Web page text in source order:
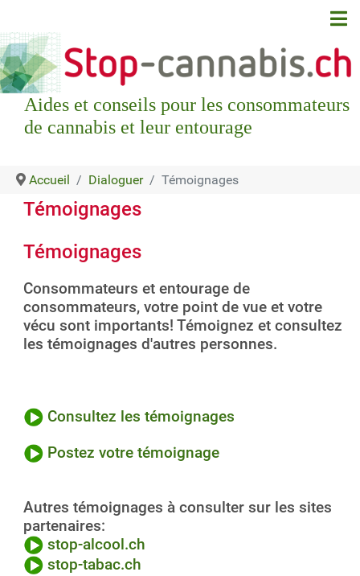
Aides et conseils pour les consommateurs
de cannabis et leur entourage
Accueil Dialoguer Témoignages
Témoignages
Témoignages
Consommateurs et entourage de
consommateurs, votre point de vue et votre
vécu sont importants! Témoignez et consultez
les témoignages d'autres personnes.
Consultez les témoignages
Postez votre témoignage
Autres témoignages à consulter sur les sites
partenaires:
stop-alcool.ch
stop-tabac.ch